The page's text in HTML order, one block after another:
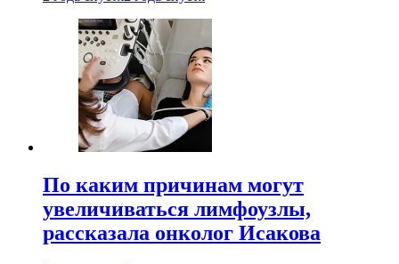
По каким причинам могут
увеличиваться лимфоузлы,
рассказала онколог Исакова